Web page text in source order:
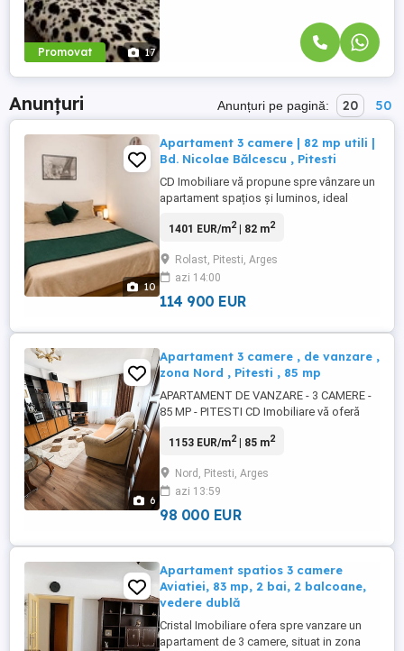
Promovat 17
Anunțuri Anunțuri pe pagină: 20 50
10
Apartament 3 camere | 82 mp utili |
Bd. Nicolae Bălcescu , Pitesti
CD Imobiliare vă propune spre vânzare un
apartament spațios și luminos, ideal
doresc confort și acces rapid la toate
Bălcescu, vizavi de Auchan Bascov,
apartamentul se află la etajul 4 din 4, într-
un bloc construit ...
1401 EUR/m2| 82 m2
Rolast, Pitesti, Arges
azi 14:00
114 900 EUR
6
Apartament 3 camere , de vanzare ,
zona Nord , Pitesti , 85 mp
APARTAMENT DE VANZARE - 3 CAMERE -
85 MP - PITESTI CD Imobiliare vă oferă
camere , localizat în Pitești, cartier Găvana
unui bloc din 4 etaje, construit in anul
1989. Suprafața totală a apartamentului
este de 85 mp ...
1153 EUR/m2| 85 m2
Nord, Pitesti, Arges
azi 13:59
98 000 EUR
Apartament spatios 3 camere
Aviatiei, 83 mp, 2 bai, 2 balcoane,
vedere dublă
Cristal Imobiliare ofera spre vanzare un
apartament de 3 camere, situat in zona